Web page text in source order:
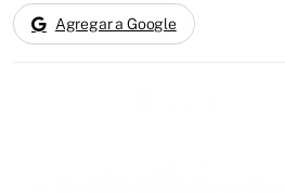
Agregar a Google